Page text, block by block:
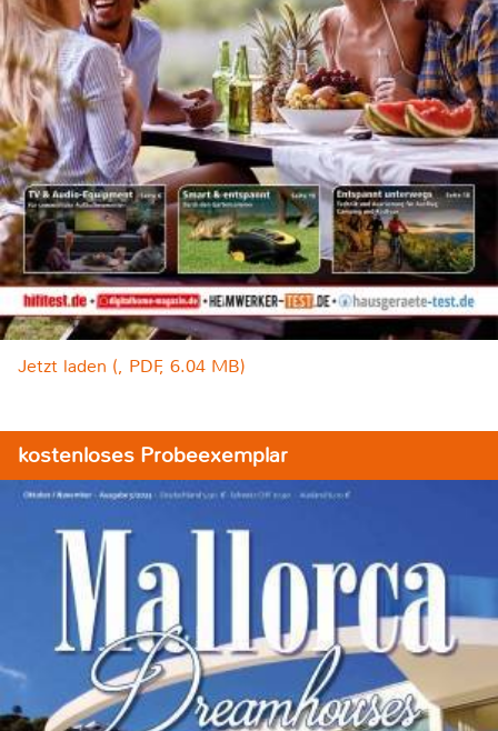
Jetzt laden (, PDF, 6.04 MB)
kostenloses Probeexemplar